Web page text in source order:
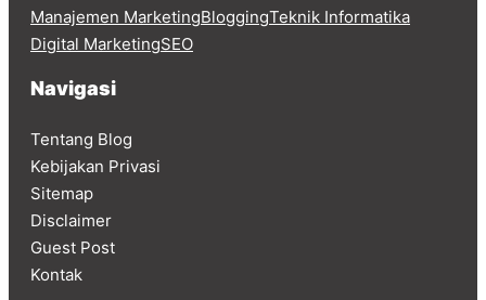
Manajemen MarketingBloggingTeknik Informatika
Digital MarketingSEO
Navigasi
Tentang Blog
Kebijakan Privasi
Sitemap
Disclaimer
Guest Post
Kontak